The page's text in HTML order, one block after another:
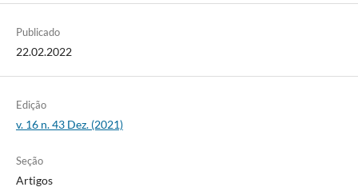
Publicado
22.02.2022
Edição
v. 16 n. 43 Dez. (2021)
Seção
Artigos